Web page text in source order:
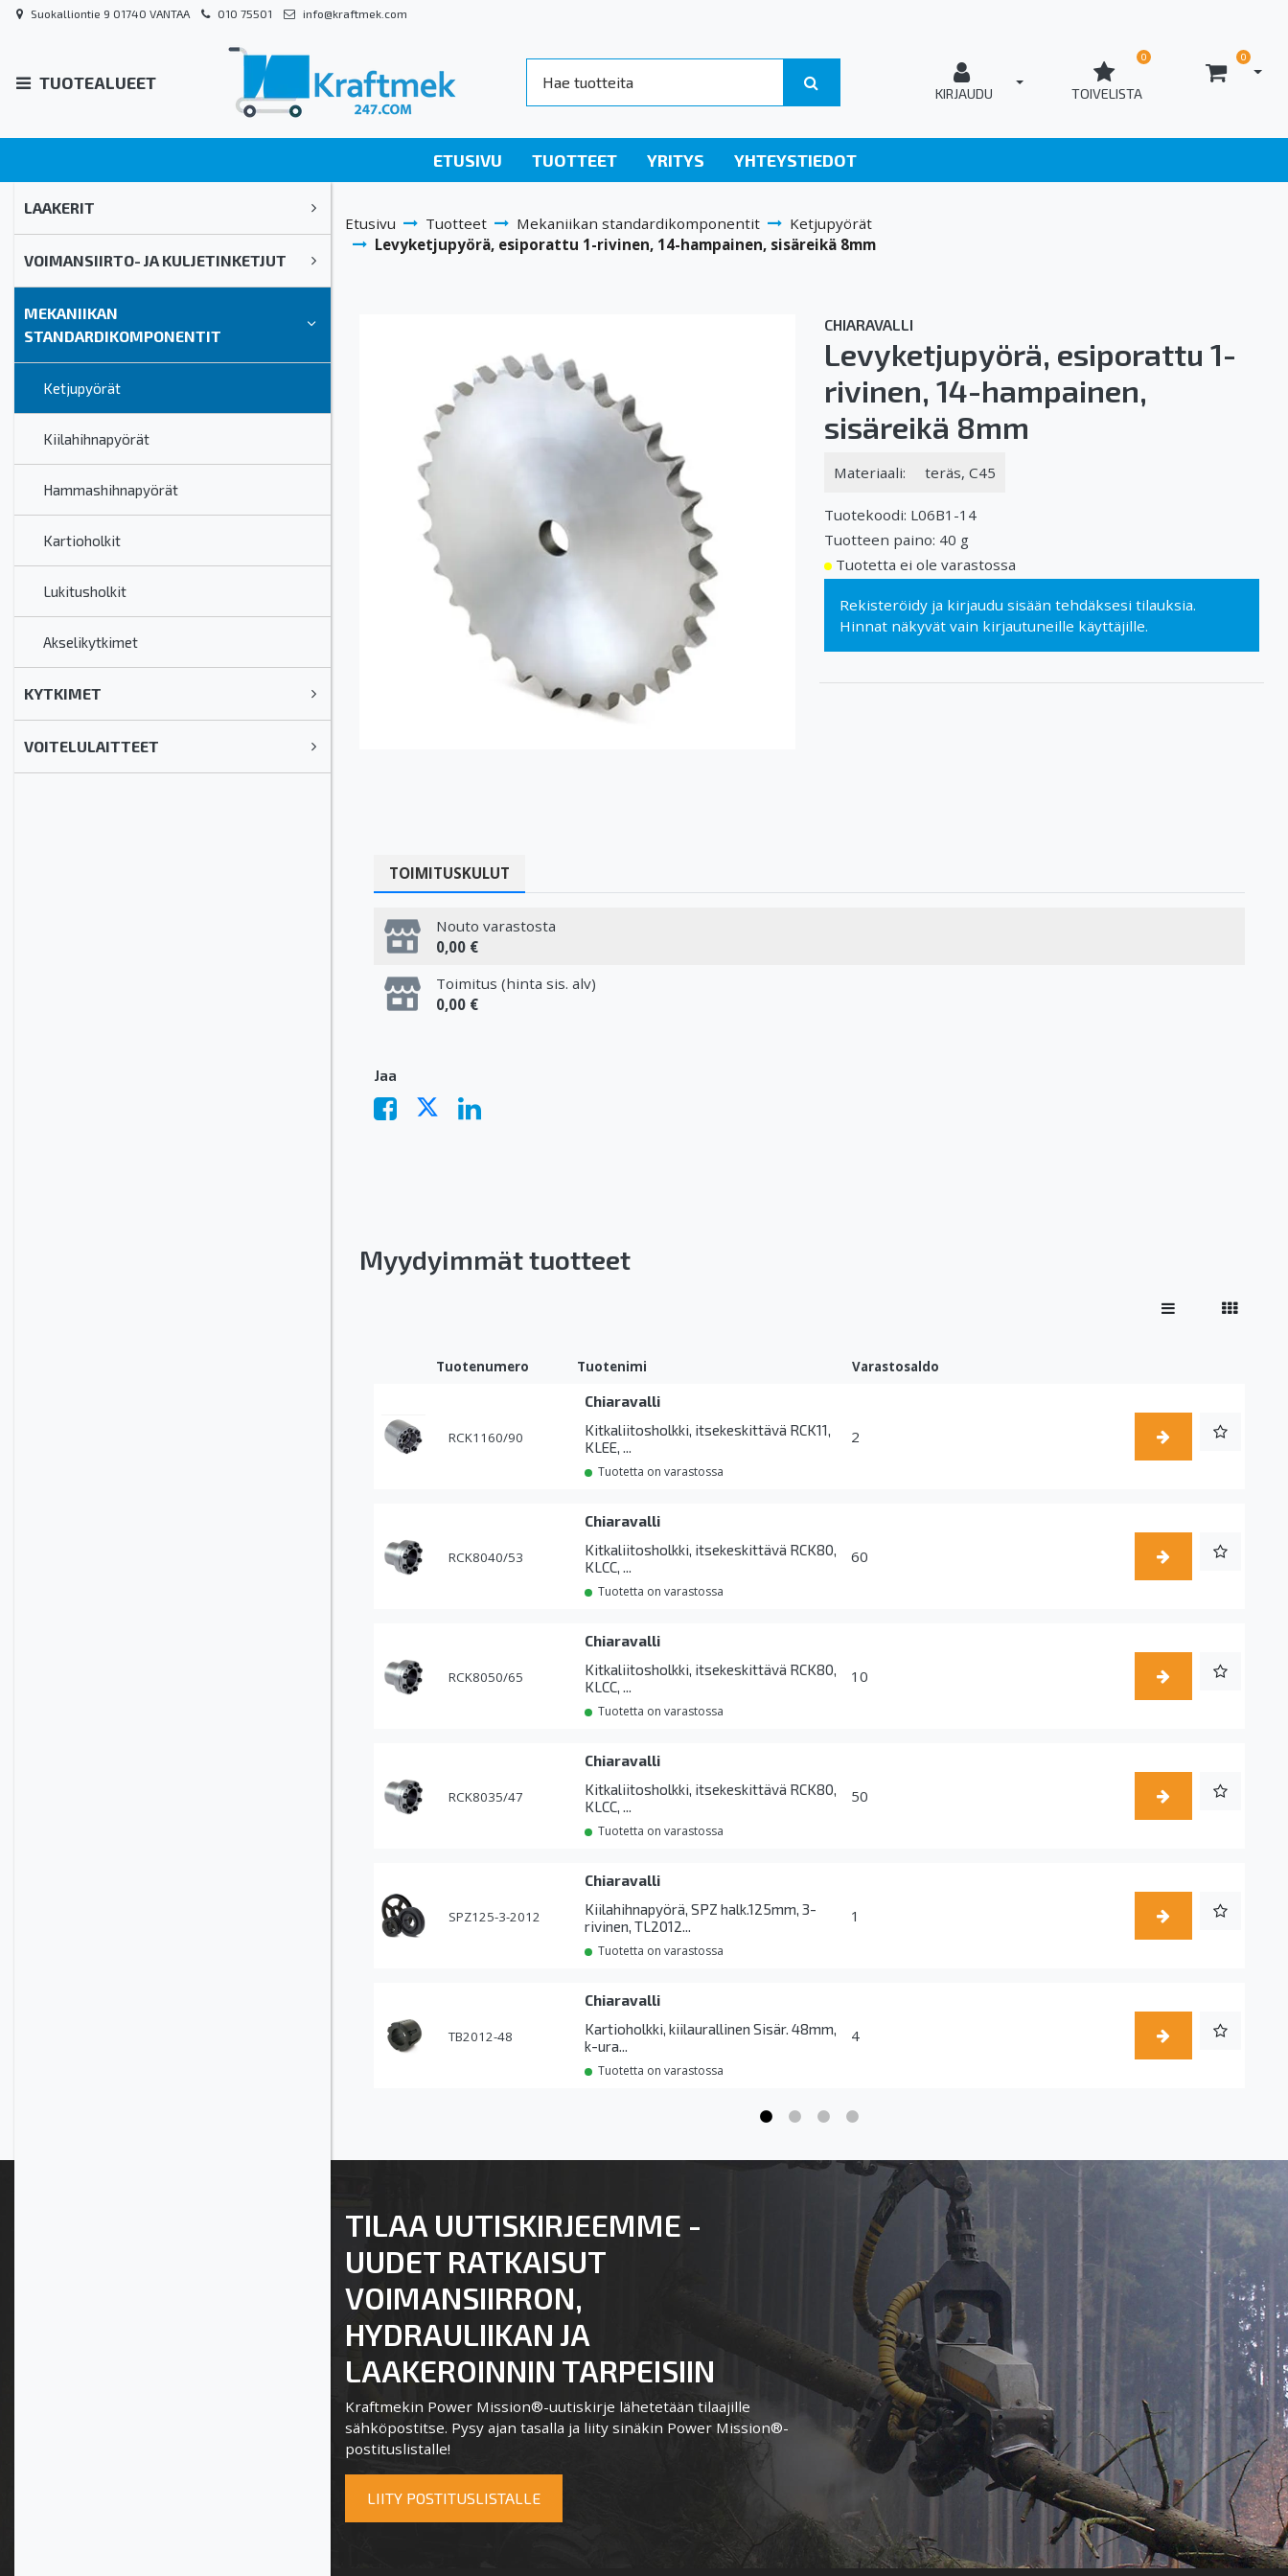
Suokalliontie 9 01740 VANTAA 010 75501 info@kraftmek.com
TUOTEALUEET
KIRJAUDU
T_OPEN_LOGIN
TOIVELISTA
0 0
ETUSIVU TUOTTEET YRITYS YHTEYSTIEDOT
LAAKERIT
VOIMANSIIRTO- JA KULJETINKETJUT
MEKANIIKAN
STANDARDIKOMPONENTIT
Ketjupyörät
Kiilahihnapyörät
Hammashihnapyörät
Kartioholkit
Lukitusholkit
Akselikytkimet
KYTKIMET
VOITELULAITTEET
Etusivu Tuotteet Mekaniikan standardikomponentit
Ketjupyörät
Levyketjupyörä, esiporattu 1-rivinen, 14-hampainen, sisäreikä 8mm
CHIARAVALLI
Levyketjupyörä, esiporattu 1-
rivinen, 14-hampainen,
sisäreikä 8mm
Materiaali: teräs, C45
Tuotekoodi: L06B1-14
Tuotteen paino: 40 g
Tuotetta ei ole varastossa
Rekisteröidyja kirjaudu sisään tehdäksesi tilauksia.
Hinnat näkyvät vain kirjautuneille käyttäjille.
TOIMITUSKULUT
Nouto varastosta
0,00 €
Toimitus (hinta sis. alv)
0,00 €
Jaa
Myydyimmät tuotteet
Tuotenumero Tuotenimi Varastosaldo
RCK1160/90
Chiaravalli
Kitkaliitosholkki, itsekeskittävä RCK11,
KLEE, ...
Tuotetta on varastossa
2
RCK8040/53
Chiaravalli
Kitkaliitosholkki, itsekeskittävä RCK80,
KLCC, ...
Tuotetta on varastossa
60
RCK8050/65
Chiaravalli
Kitkaliitosholkki, itsekeskittävä RCK80,
KLCC, ...
Tuotetta on varastossa
10
RCK8035/47
Chiaravalli
Kitkaliitosholkki, itsekeskittävä RCK80,
KLCC, ...
Tuotetta on varastossa
50
SPZ125-3-2012
Chiaravalli
Kiilahihnapyörä, SPZ halk.125mm, 3-
rivinen, TL2012...
Tuotetta on varastossa
1
TB2012-48
Chiaravalli
Kartioholkki, kiilaurallinen Sisär. 48mm,
k-ura...
Tuotetta on varastossa
4
TILAA UUTISKIRJEEMME -
UUDET RATKAISUT
VOIMANSIIRRON,
HYDRAULIIKAN JA
LAAKEROINNIN TARPEISIIN
Kraftmekin Power Mission®-uutiskirje lähetetään tilaajille
sähköpostitse. Pysy ajan tasalla ja liity sinäkin Power Mission®-
postituslistalle!
LIITY POSTITUSLISTALLE